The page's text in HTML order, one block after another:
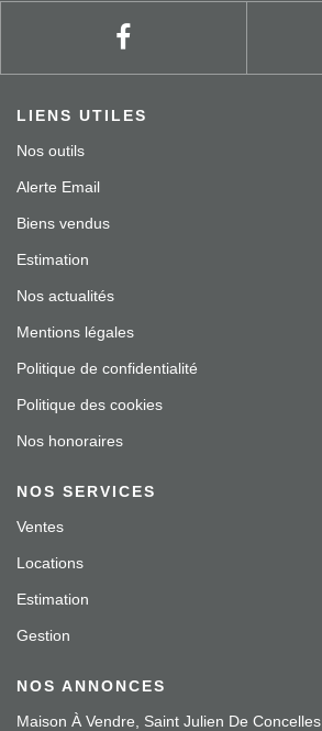
LIENS UTILES
Nos outils
Alerte Email
Biens vendus
Estimation
Nos actualités
Mentions légales
Politique de confidentialité
Politique des cookies
Nos honoraires
NOS SERVICES
Ventes
Locations
Estimation
Gestion
NOS ANNONCES
Maison À Vendre, Saint Julien De Concelles